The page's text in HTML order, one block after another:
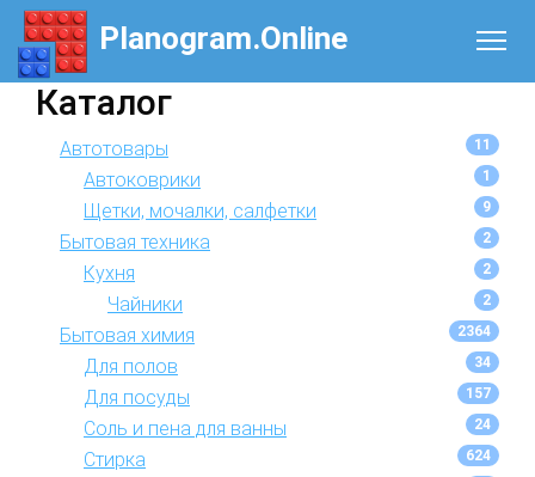
Planogram.Online
Каталог
Автотовары 11
Автоковрики 1
Щетки, мочалки, салфетки 9
Бытовая техника 2
Кухня 2
Чайники 2
Бытовая химия 2364
Для полов 34
Для посуды 157
Соль и пена для ванны 24
Стирка 624